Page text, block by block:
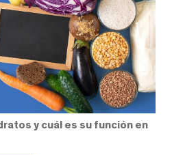
y cuál es su función en